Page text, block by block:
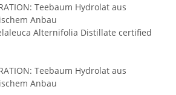
Teebaum Hydrolat aus
Anbau
Alternifolia Distillate certified
Teebaum Hydrolat aus
Anbau